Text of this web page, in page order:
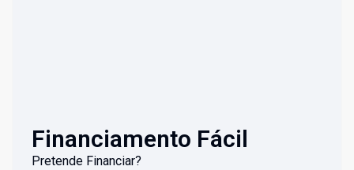
Financiamento Fácil
Pretende Financiar?